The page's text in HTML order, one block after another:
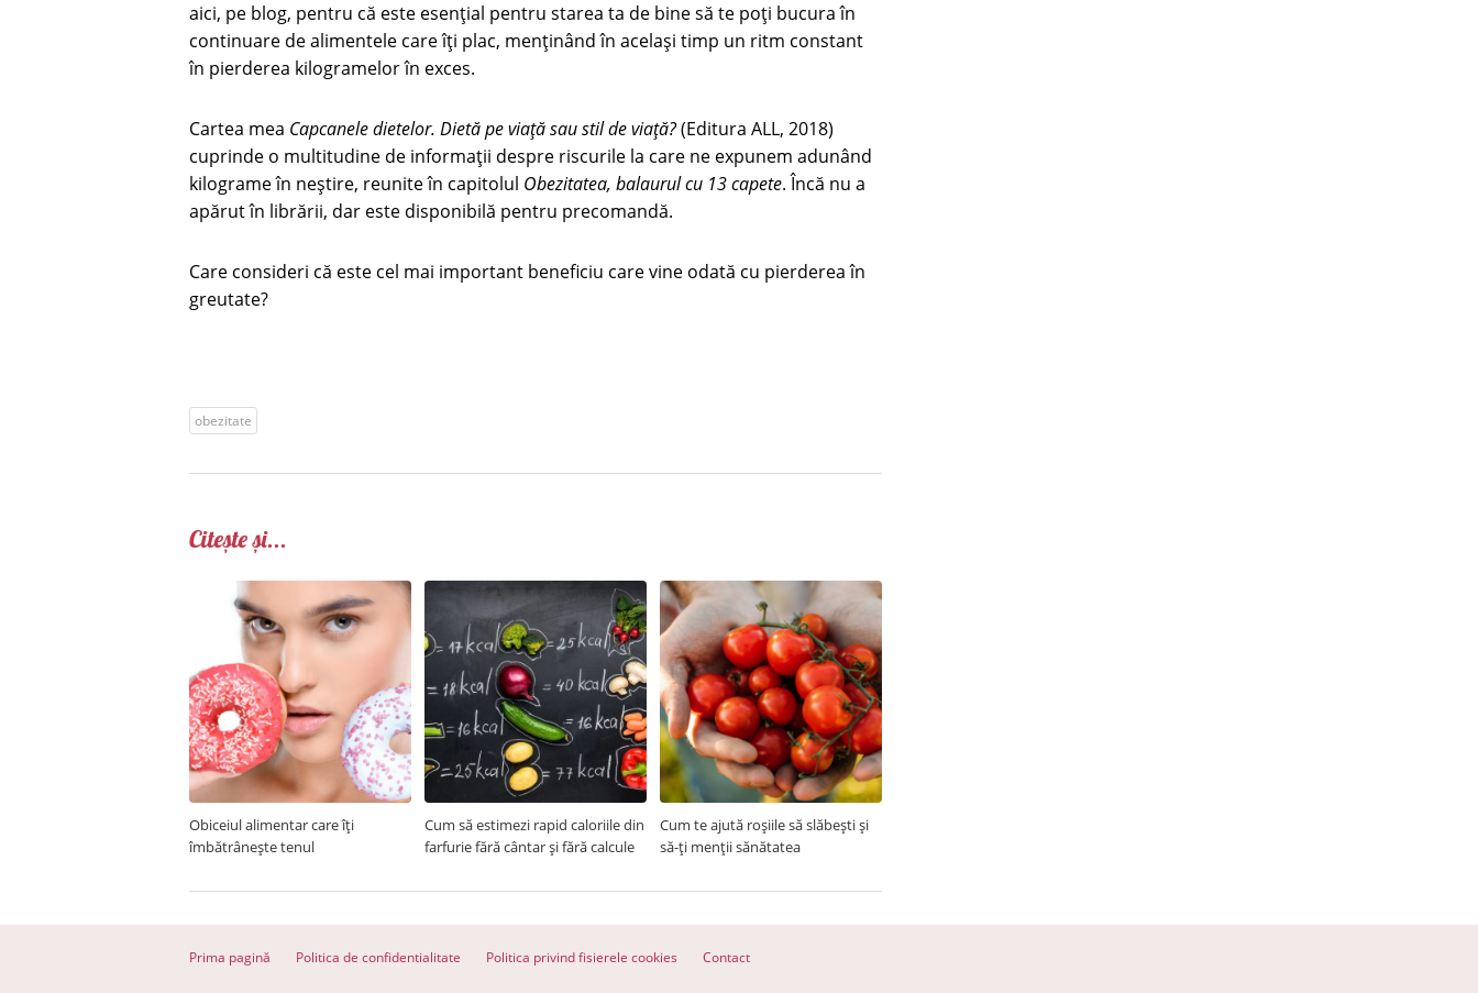
aici, pe blog, pentru că este esențial pentru starea ta de bine să te poți bucura în
continuare de alimentele care îți plac, menținând în același timp un ritm constant
în pierderea kilogramelor în exces.
Cartea mea Capcanele dietelor. Dietă pe viață sau stil de viață?(Editura ALL, 2018)
cuprinde o multitudine de informații despre riscurile la care ne expunem adunând
kilograme în neștire, reunite în capitolul Obezitatea, balaurul cu 13 capete. Încă nu a
apărut în librării, dar este disponibilă pentru precomandă.
Care consideri că este cel mai important beneficiu care vine odată cu pierderea în
greutate?
obezitate
Citește și...
Obiceiul alimentar care îți
îmbătrânește tenul
Cum să estimezi rapid caloriile din
farfurie fără cântar și fără calcule
Cum te ajută roșiile să slăbești și
să-ți menții sănătatea
Prima pagină Politica de confidentialitate Politica privind fisierele cookies Contact